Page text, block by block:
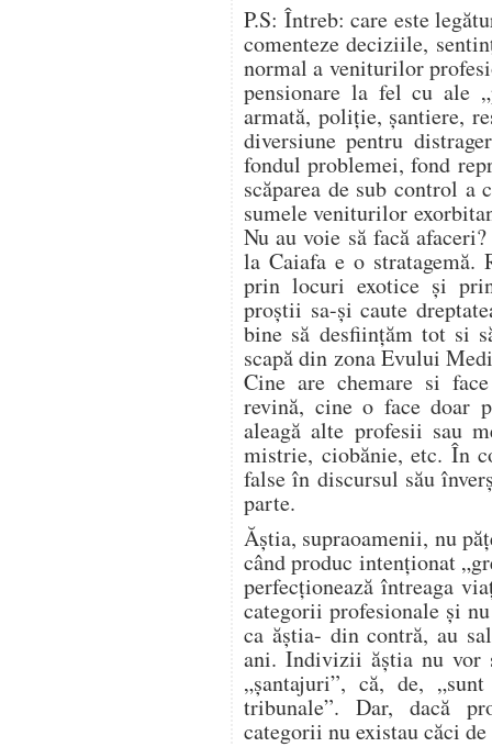
P.S: Întreb: care este
comenteze deciziile,
normal a veniturilor
pensionare la fel cu ale
armată, poliție, șantiere,
diversiune pentru
fondul problemei, fond
scăparea de sub control
sumele veniturilor
Nu au voie să facă
la Caiafa e o stratagemă.
prin locuri exotice și
proștii sa-și caute
bine să desființăm tot si
scapă din zona Evului
Cine are chemare si
revină, cine o face doar
aleagă alte profesii sau
mistrie, ciobănie, etc. În
false în discursul său
parte.
Ăștia, supraoamenii, nu
când produc intenționat
perfecționează întreaga
categorii profesionale și
ca ăștia- din contră, au
ani. Indivizii ăștia nu vor
„șantajuri”, că, de,
tribunale”. Dar, dacă
categorii nu existau căci